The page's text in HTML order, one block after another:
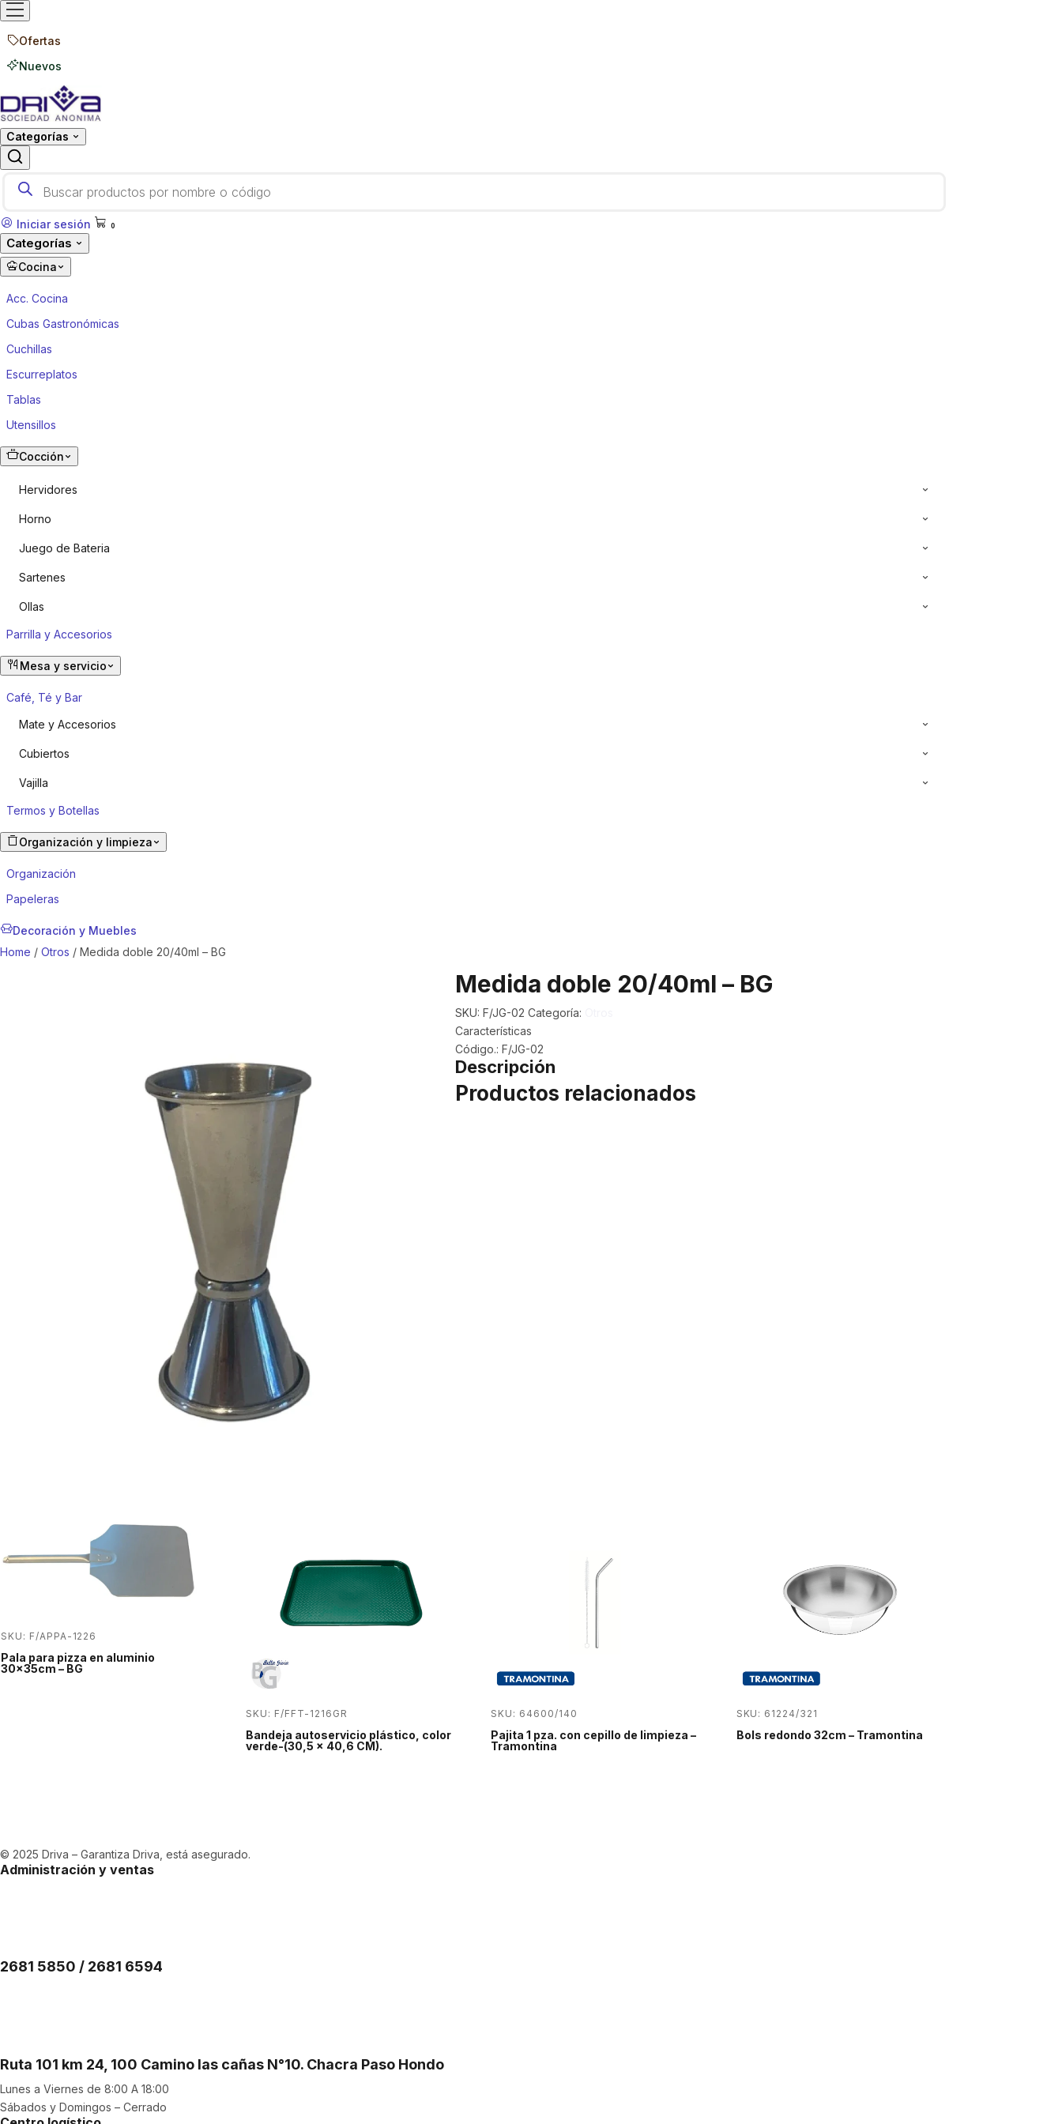
Ofertas
Nuevos
Categorías
Products search
Iniciar sesión 0
Categorías
Cocina
Acc. Cocina
Cubas Gastronómicas
Cuchillas
Escurreplatos
Tablas
Utensillos
Cocción
Hervidores
Horno
Juego de Bateria
Sartenes
Ollas
Parrilla y Accesorios
Mesa y servicio
Café, Té y Bar
Mate y Accesorios
Cubiertos
Vajilla
Termos y Botellas
Organización y limpieza
Organización
Papeleras
Decoración y Muebles
Home / Otros / Medida doble 20/40ml – BG
Medida doble 20/40ml – BG
SKU: F/JG-02 Categoría:
Características
Código.: F/JG-02
Descripción
Productos relacionados
SKU: F/APPA-1226
Pala para pizza en aluminio
30x35cm – BG
SKU: F/FFT-1216GR
Bandeja autoservicio plástico, color
verde-(30,5 x 40,6 CM).
SKU: 64600/140
Pajita 1 pza. con cepillo de limpieza –
Tramontina
SKU: 61224/321
Bols redondo 32cm – Tramontina
© 2025 Driva – Garantiza Driva, está asegurado.
Administración y ventas
2681 5850 / 2681 6594
Ruta 101 km 24, 100 Camino las cañas N°10. Chacra Paso Hondo
Lunes a Viernes de 8:00 A 18:00
Sábados y Domingos – Cerrado